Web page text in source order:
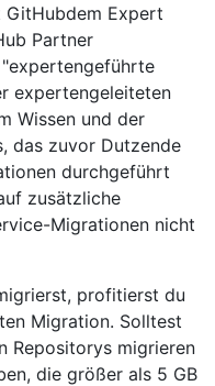
GitHubdem Expert
Partner
expertengeleiteten
Wissen und der
das zuvor Dutzende
durchgeführt
zusätzliche
Migrationen nicht
profitierst du
Migration. Solltest
Repositorys migrieren
die größer als 5 GB